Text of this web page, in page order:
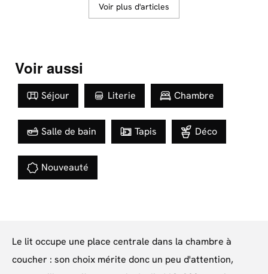
Voir plus d'articles
Voir aussi
Séjour Literie Chambre
Salle de bain Tapis Déco
Nouveauté
Le lit occupe une place centrale dans la chambre à
coucher : son choix mérite donc un peu d'attention,